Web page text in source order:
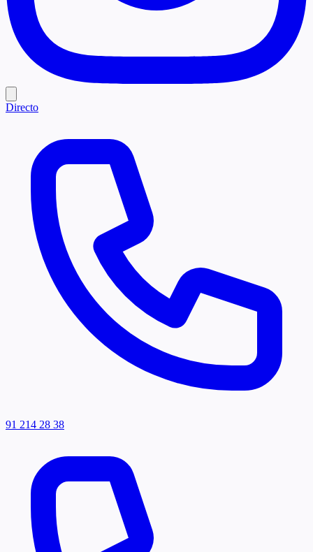
Directo
91 214 28 38